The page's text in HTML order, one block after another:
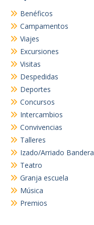
Benéficos
Campamentos
Viajes
Excursiones
Visitas
Despedidas
Deportes
Concursos
Intercambios
Convivencias
Talleres
Izado/Arriado Bandera
Teatro
Granja escuela
Música
Premios